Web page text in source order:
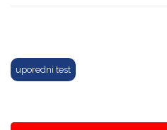
uporedni test